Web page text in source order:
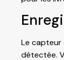
Le capteur
détectée.